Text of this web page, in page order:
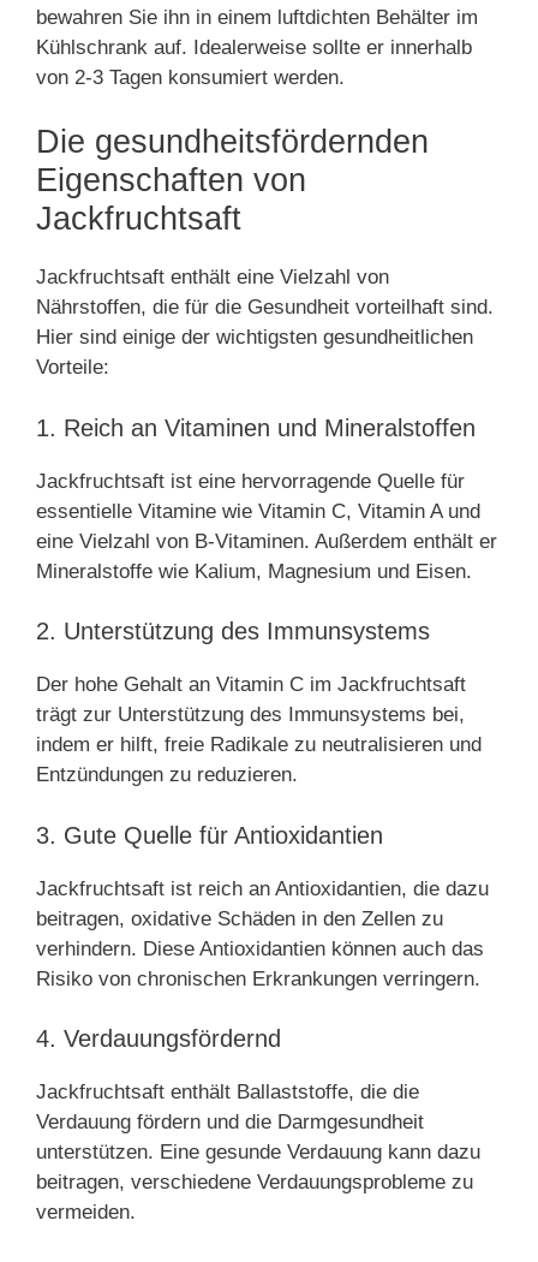
bewahren Sie ihn in einem luftdichten Behälter im
Kühlschrank auf. Idealerweise sollte er innerhalb
von 2-3 Tagen konsumiert werden.
Die gesundheitsfördernden
Eigenschaften von
Jackfruchtsaft
Jackfruchtsaft enthält eine Vielzahl von
Nährstoffen, die für die Gesundheit vorteilhaft sind.
Hier sind einige der wichtigsten gesundheitlichen
Vorteile:
1. Reich an Vitaminen und Mineralstoffen
Jackfruchtsaft ist eine hervorragende Quelle für
essentielle Vitamine wie Vitamin C, Vitamin A und
eine Vielzahl von B-Vitaminen. Außerdem enthält er
Mineralstoffe wie Kalium, Magnesium und Eisen.
2. Unterstützung des Immunsystems
Der hohe Gehalt an Vitamin C im Jackfruchtsaft
trägt zur Unterstützung des Immunsystems bei,
indem er hilft, freie Radikale zu neutralisieren und
Entzündungen zu reduzieren.
3. Gute Quelle für Antioxidantien
Jackfruchtsaft ist reich an Antioxidantien, die dazu
beitragen, oxidative Schäden in den Zellen zu
verhindern. Diese Antioxidantien können auch das
Risiko von chronischen Erkrankungen verringern.
4. Verdauungsfördernd
Jackfruchtsaft enthält Ballaststoffe, die die
Verdauung fördern und die Darmgesundheit
unterstützen. Eine gesunde Verdauung kann dazu
beitragen, verschiedene Verdauungsprobleme zu
vermeiden.